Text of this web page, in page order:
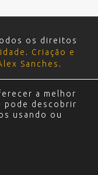
os direitos
. Criação e
Sanches .
a melhor
pode descobrir
usando ou